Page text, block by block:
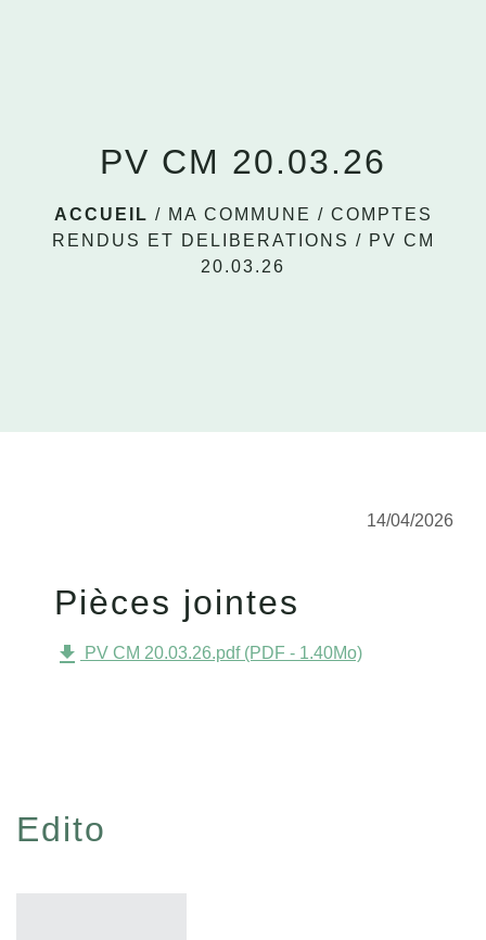
PV CM 20.03.26
ACCUEIL / MA COMMUNE / COMPTES
RENDUS ET DELIBERATIONS / PV CM
20.03.26
14/04/2026
Pièces jointes
file_download PV CM 20.03.26.pdf (PDF - 1.40Mo)
Edito